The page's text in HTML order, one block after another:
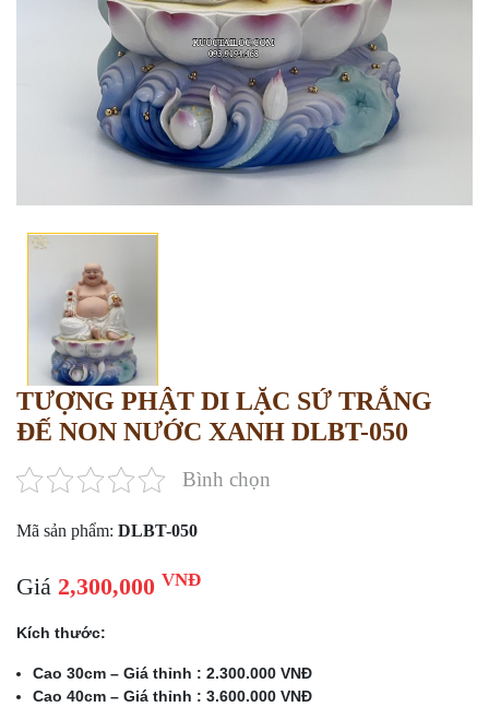
TƯỢNG PHẬT DI LẶC SỨ TRẮNG
ĐẾ NON NƯỚC XANH DLBT-050
Bình chọn
Mã sản phẩm: DLBT-050
Giá 2,300,000 VNĐ
Kích thước:
Cao 30cm – Giá thỉnh : 2.300.000 VNĐ
Cao 40cm – Giá thỉnh : 3.600.000 VNĐ